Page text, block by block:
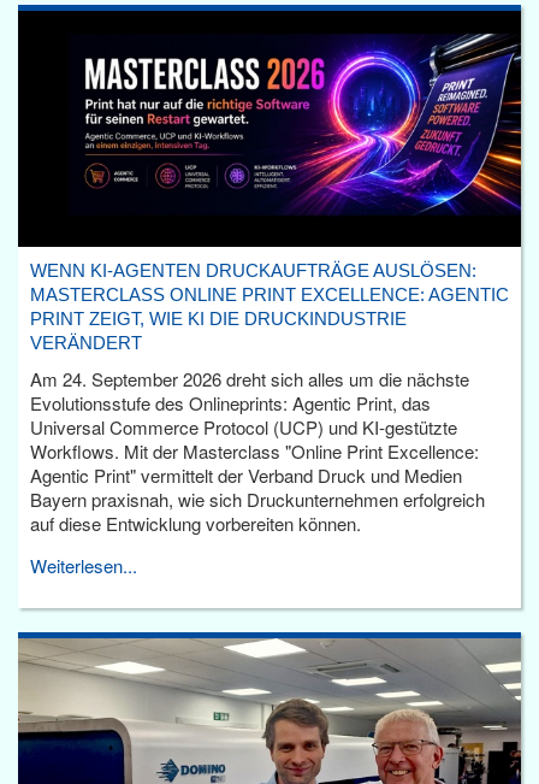
WENN KI-AGENTEN DRUCKAUFTRÄGE AUSLÖSEN:
MASTERCLASS ONLINE PRINT EXCELLENCE: AGENTIC
PRINT ZEIGT, WIE KI DIE DRUCKINDUSTRIE
VERÄNDERT
Am 24. September 2026 dreht sich alles um die nächste
Evolutionsstufe des Onlineprints: Agentic Print, das
Universal Commerce Protocol (UCP) und KI-gestützte
Workflows. Mit der Masterclass "Online Print Excellence:
Agentic Print" vermittelt der Verband Druck und Medien
Bayern praxisnah, wie sich Druckunternehmen erfolgreich
auf diese Entwicklung vorbereiten können.
Weiterlesen...